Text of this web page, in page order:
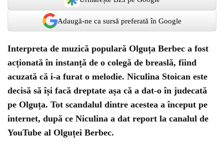
Adaugă-ne ca sursă preferată în Google
Interpreta de muzică populară Olguța Berbec a fost
acționată în instanță de o colegă de breaslă, fiind
acuzată că i-a furat o melodie. Niculina Stoican este
decisă să își facă dreptate așa că a dat-o în judecată
pe Olguța. Tot scandalul dintre acestea a început pe
internet, după ce Niculina a dat report la canalul de
YouTube al Olguței Berbec.